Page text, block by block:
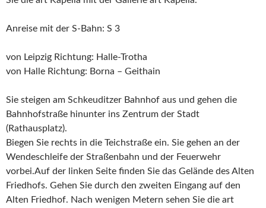
Anreise mit der S-Bahn: S 3
von Leipzig Richtung: Halle-Trotha
von Halle Richtung: Borna – Geithain
Sie steigen am Schkeuditzer Bahnhof aus und gehen die
Bahnhofstraße hinunter ins Zentrum der Stadt
(Rathausplatz).
Biegen Sie rechts in die Teichstraße ein. Sie gehen an der
Wendeschleife der Straßenbahn und der Feuerwehr
vorbei.Auf der linken Seite finden Sie das Gelände des Alten
Friedhofs. Gehen Sie durch den zweiten Eingang auf den
Alten Friedhof. Nach wenigen Metern sehen Sie die art